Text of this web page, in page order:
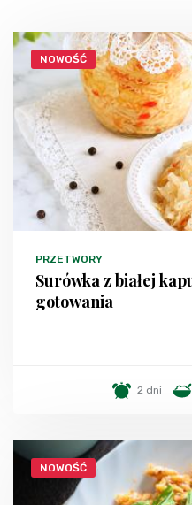
NOWOŚĆ
PRZETWORY
Surówka z białej
gotowania
2 dni
NOWOŚĆ